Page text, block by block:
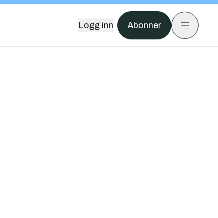
Logg inn Abonner